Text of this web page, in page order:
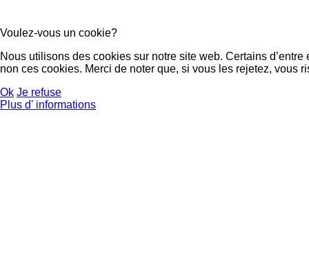
Voulez-vous un cookie?
Nous utilisons des cookies sur notre site web. Certains
non ces cookies. Merci de noter que, si vous les rejetez, vous
Ok Je refuse
Plus d' informations